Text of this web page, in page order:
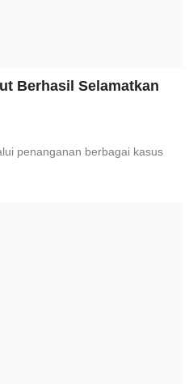
Berhasil Selamatkan
penanganan berbagai kasus